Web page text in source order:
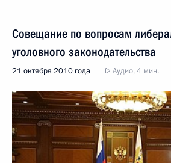
Совещание по вопросам
уголовного законодательства
21 октября 2010 года Аудио, 4 мин.